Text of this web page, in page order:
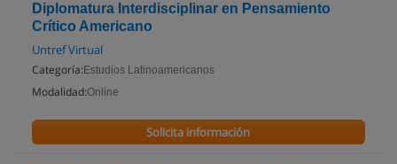
Diplomatura Interdisciplinar en Pensamiento
Crítico Americano
Untref Virtual
Categoría: Estudios Latinoamericanos
Modalidad:Online
Solicita información